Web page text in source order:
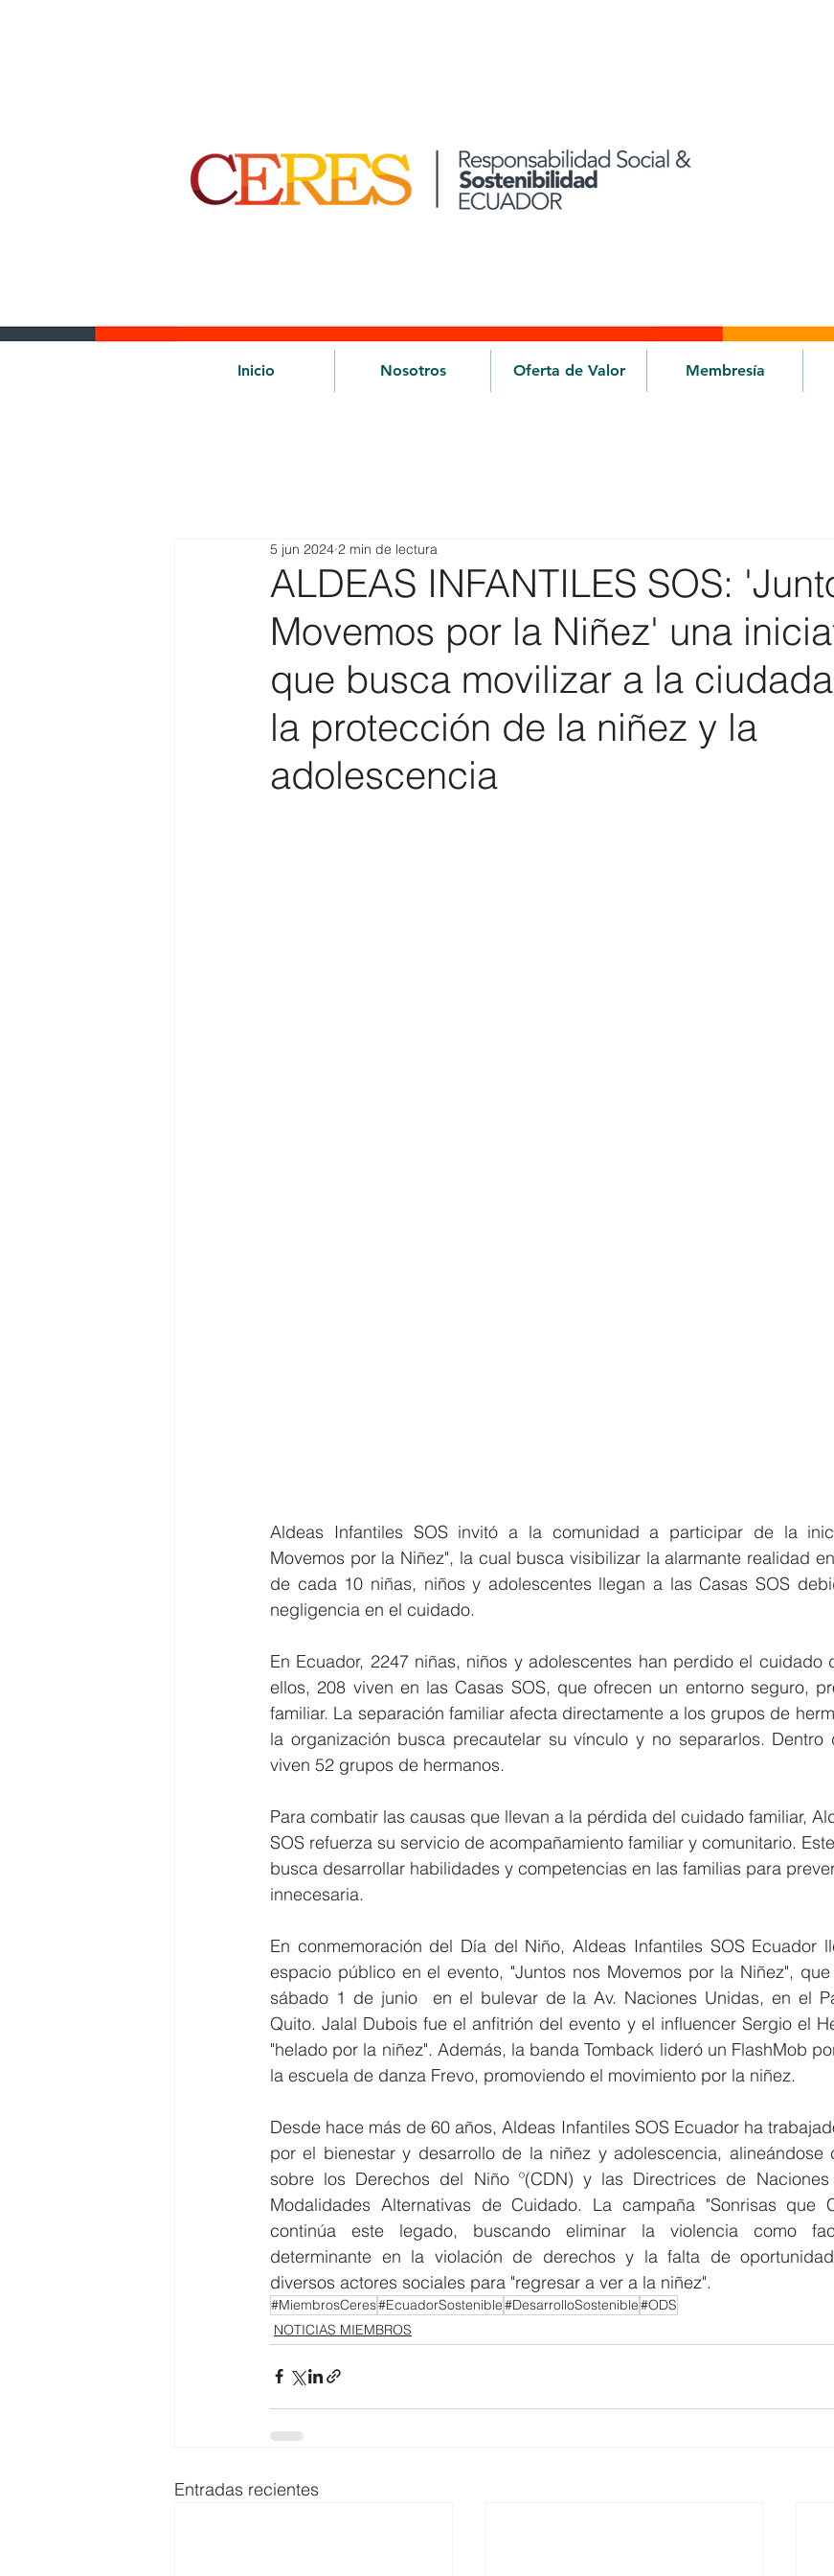
Inicio Nosotros Oferta de Valor Membresía
ALDEAS INFANTILES SOS:
Movemos por la Niñez' una
que busca movilizar a la
la protección de la niñez y la
adolescencia
5 jun 2024 2 min de lectura
Aldeas Infantiles SOS invitó a la comunidad a participar de la
Movemos por la Niñez", la cual busca visibilizar la alarmante realidad
de cada 10 niñas, niños y adolescentes llegan a las Casas SOS
negligencia en el cuidado.
En Ecuador, 2247 niñas, niños y adolescentes han perdido el cuidado
ellos, 208 viven en las Casas SOS, que ofrecen un entorno seguro,
familiar. La separación familiar afecta directamente a los grupos de
la organización busca precautelar su vínculo y no separarlos. Dentro
viven 52 grupos de hermanos.
Para combatir las causas que llevan a la pérdida del cuidado familiar,
SOS refuerza su servicio de acompañamiento familiar y comunitario.
busca desarrollar habilidades y competencias en las familias para
innecesaria.
En conmemoración del Día del Niño, Aldeas Infantiles SOS Ecuador
espacio público en el evento, "Juntos nos Movemos por la Niñez",
sábado 1 de junio  en el bulevar de la Av. Naciones Unidas, en el
Quito. Jalal Dubois fue el anfitrión del evento y el influencer Sergio el
"helado por la niñez". Además, la banda Tomback lideró un FlashMob
la escuela de danza Frevo, promoviendo el movimiento por la niñez.
Desde hace más de 60 años, Aldeas Infantiles SOS Ecuador ha
por el bienestar y desarrollo de la niñez y adolescencia, alineándose
sobre los Derechos del Niño º(CDN) y las Directrices de
Modalidades Alternativas de Cuidado. La campaña "Sonrisas que
continúa este legado, buscando eliminar la violencia como
determinante en la violación de derechos y la falta de
diversos actores sociales para "regresar a ver a la niñez".
#MiembrosCeres#EcuadorSostenible#DesarrolloSostenible#ODS
NOTICIAS MIEMBROS
Entradas recientes